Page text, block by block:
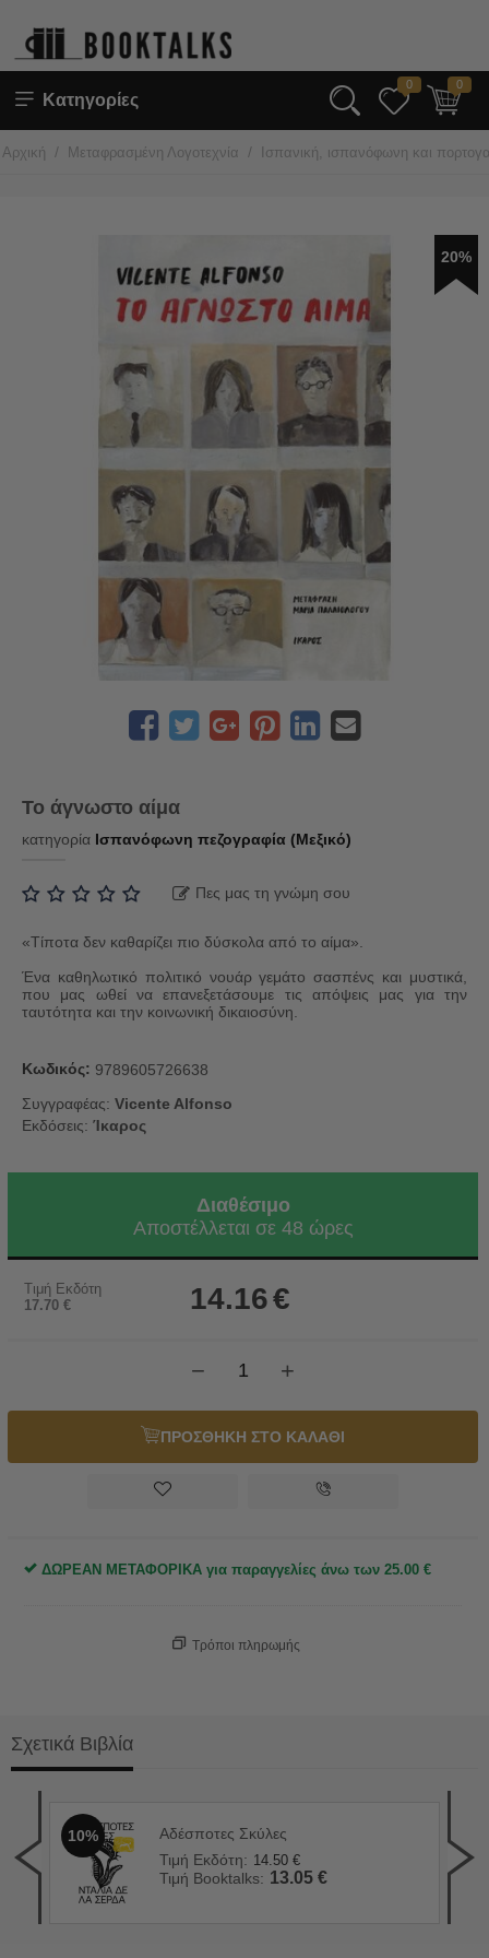
Κατηγορίες
0 0
Αρχική / Μεταφρασμένη Λογοτεχνία / Ισπανική, ισπανόφωνη και
20%
Το άγνωστο αίμα
κατηγορία Ισπανόφωνη πεζογραφία (Μεξικό)
Πες μας τη γνώμη σου
«Τίποτα δεν καθαρίζει πιο δύσκολα από το αίμα».
Ένα καθηλωτικό πολιτικό νουάρ γεμάτο σασπένς και μυστικά,
που μας ωθεί να επανεξετάσουμε τις απόψεις μας για την
ταυτότητα και την κοινωνική δικαιοσύνη.
Κωδικός: 9789605726638
Συγγραφέας: Vicente Alfonso
Εκδόσεις: Ίκαρος
Διαθέσιμο
Αποστέλλεται σε 48 ώρες
Τιμή Εκδότη
17.70 € 14.16€
+
−
ΠΡΟΣΘΗΚΗ ΣΤΟ ΚΑΛΑΘΙ
ΔΩΡΕΑΝ ΜΕΤΑΦΟΡΙΚΑ για παραγγελίες άνω των 25.00 €
Τρόποι πληρωμής
Σχετικά Βιβλία
10%
Αδέσποτες Σκύλες
Τιμή Εκδότη: 14.50 €
Τιμή Booktalks: 13.05 €